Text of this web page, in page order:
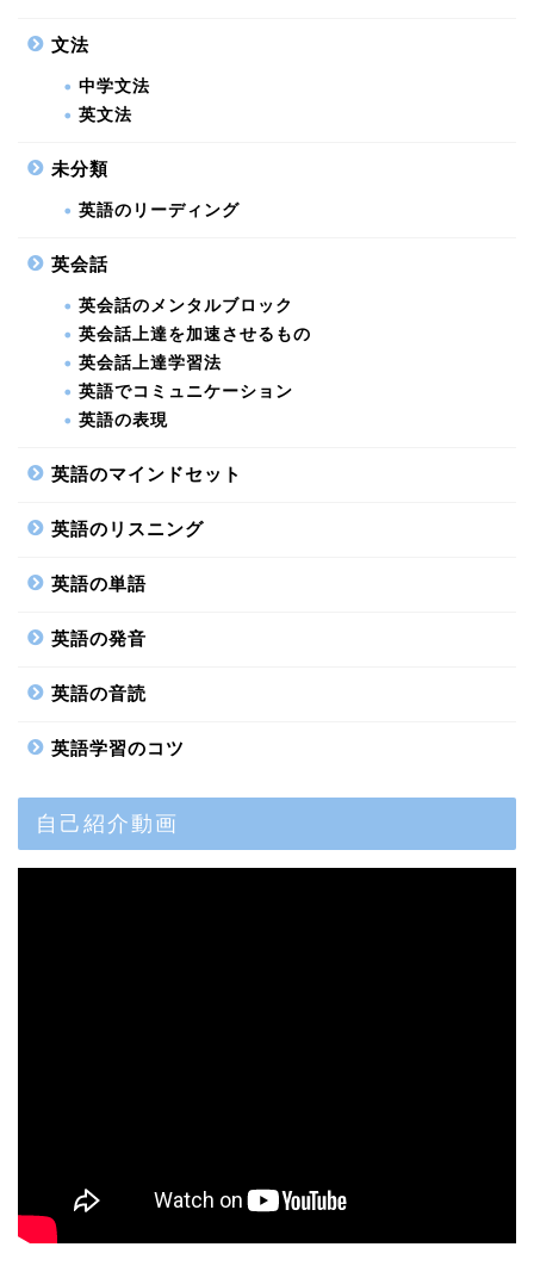
文法
中学文法
英文法
未分類
英語のリーディング
英会話
英会話のメンタルブロック
英会話上達を加速させるもの
英会話上達学習法
英語でコミュニケーション
英語の表現
英語のマインドセット
英語のリスニング
英語の単語
英語の発音
英語の音読
英語学習のコツ
自己紹介動画